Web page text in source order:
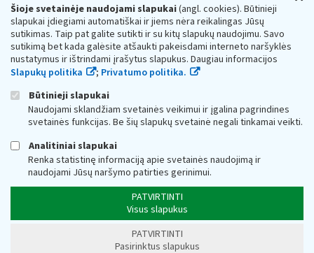
Šioje svetainėje naudojami slapukai(angl. cookies). Būtinieji
slapukai įdiegiami automatiškai ir jiems nėra reikalingas Jūsų
sutikimas. Taip pat galite sutikti ir su kitų slapukų naudojimu. Savo
sutikimą bet kada galėsite atšaukti pakeisdami interneto naršyklės
nustatymus ir ištrindami įrašytus slapukus. Daugiau informacijos
Slapukų politika
; Privatumo politika.
Būtinieji slapukai
Naudojami sklandžiam svetainės veikimui ir įgalina pagrindines
svetainės funkcijas. Be šių slapukų svetainė negali tinkamai veikti.
Analitiniai slapukai
Renka statistinę informaciją apie svetainės naudojimą ir
naudojami Jūsų naršymo patirties gerinimui.
PATVIRTINTI
Visus slapukus
PATVIRTINTI
Pasirinktus slapukus
Respublikos finansų ministerijos
Biudžetinė įstaiga. Juridinio asmens kodas — 188659752,
adresas: Vasario 16-osios g. 14, 01107 Vilnius, Lietuva, el.paštas:
vmi@vmi.lt, E. pristatymo dėžutės adresas 188659752
Duomenys apie Valstybinę mokesčių inspekciją prie Lietuvos
Respublikos finansų ministerijos kaupiami ir saugomi Juridinių